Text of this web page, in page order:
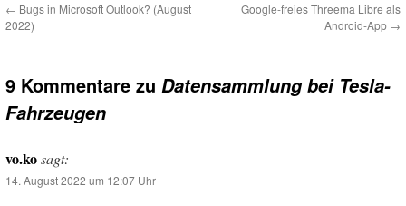
← Bugs in Microsoft Outlook? (August
2022)
Google-freies Threema Libre als
Android-App →
9 Kommentare zu Datensammlung bei Tesla-
Fahrzeugen
vo.kosagt:
14. August 2022 um 12:07 Uhr